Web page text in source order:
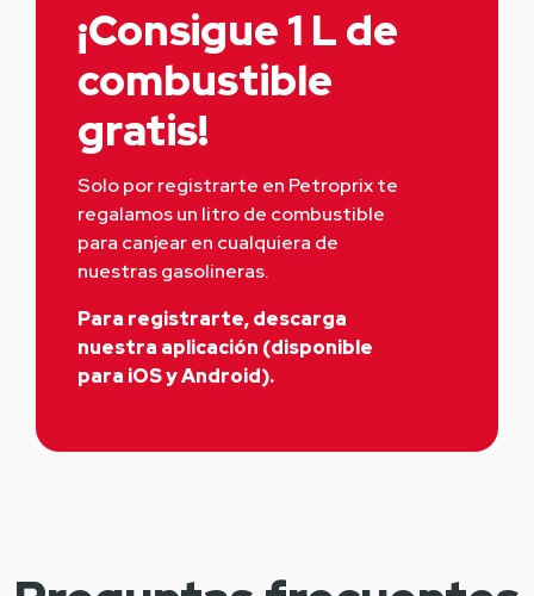
¡Consigue 1 L de
combustible
gratis!
Solo por registrarte en Petroprix te
regalamos un litro de combustible
para canjear en cualquiera de
nuestras gasolineras.
Para registrarte, descarga
nuestra aplicación (disponible
para iOS y Android).